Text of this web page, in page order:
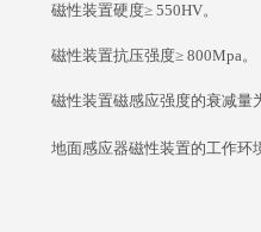
磁性装置硬度≥ 550HV。
磁性装置抗压强度≥ 800Mpa。
磁性装置磁感应强度的衰减量
地面感应器磁性装置的工作环